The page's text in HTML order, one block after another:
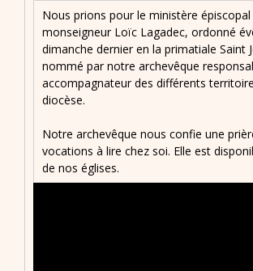
Nous prions pour le ministère épiscopal
monseigneur Loïc Lagadec, ordonné
dimanche dernier en la primatiale Saint
nommé par notre archevêque
accompagnateur des différents
diocèse.
Notre archevêque nous confie une
vocations à lire chez soi. Elle est
de nos églises.